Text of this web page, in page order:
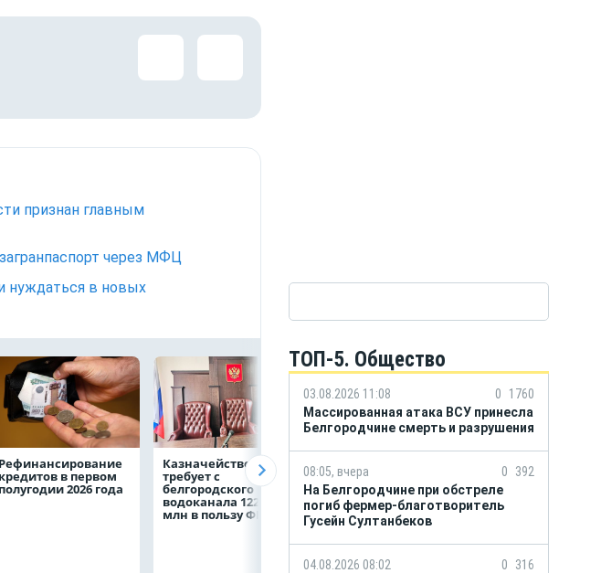
признан главным
через МФЦ
нуждаться в новых
Рефинансирование
кредитов в первом
полугодии 2026 года
Казначейство
требует с
белгородского
водоканала 122,8
млн в пользу ФРТ
Александр Шуваев:
При поддержке
Национального
центра помощи
в Белгородской
области усилили
подразделение
ВТБ предоставит
млрд рублей
на строительство
складских
комплексов
ТОП-5. Общество
03.08.2026 11:08 0
1760
Массированная атака ВСУ принесла
Белгородчине смерть и разрушения
08:05, вчера 0
392
На Белгородчине при обстреле
погиб фермер-благотворитель
Гусейн Султанбеков
04.08.2026 08:02 0
316